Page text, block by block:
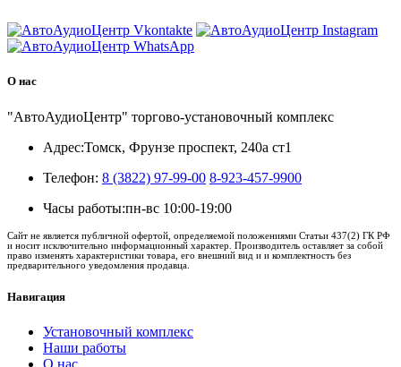
О нас
"АвтоАудиоЦентр" торгово-установочный комплекс
Адрес:Томск, Фрунзе проспект, 240а ст1
Телефон: 8 (3822) 97-99-00 8-923-457-9900
Часы работы:пн-вс 10:00-19:00
Сайт не является публичной офертой, определяемой положениями Статьи 437(2) ГК РФ
и носит исключительно информационный характер. Производитель оставляет за собой
право изменять характеристики товара, его внешний вид и и комплектность без
предварительного уведомления продавца.
Навигация
Установочный комплекс
Наши работы
О нас